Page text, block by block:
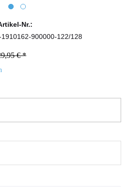
Nr.:
1910162-900000-122/128
€ *